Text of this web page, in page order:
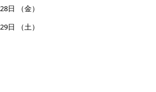
28日
（金）
29日
（土）